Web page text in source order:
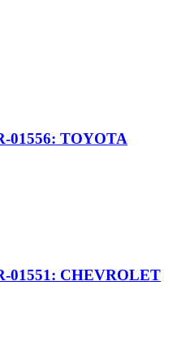
01556: TOYOTA
01551: CHEVROLET